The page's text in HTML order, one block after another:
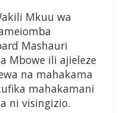
Mkuu wa
Mashauri
Mbowe ili ajieleze
na mahakama
mahakamani
ni visingizio.